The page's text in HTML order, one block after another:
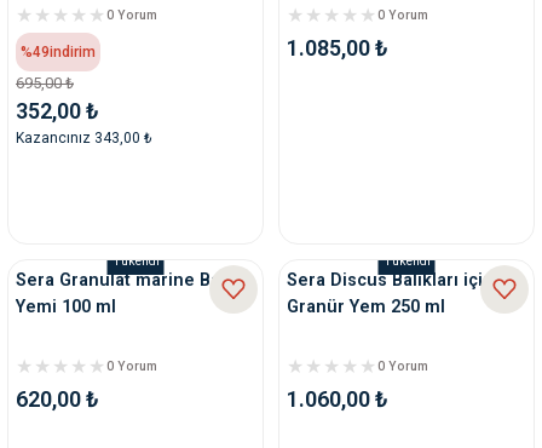
0 Yorum
%49indirim
695,00 ₺
352,00 ₺
Kazancınız 343,00 ₺
0 Yorum
1.085,00 ₺
Tükendi
Sera Granulat marine Balık
Yemi 100 ml
0 Yorum
620,00 ₺
Tükendi
Sera Discus Balıkları için
Granür Yem 250 ml
0 Yorum
1.060,00 ₺